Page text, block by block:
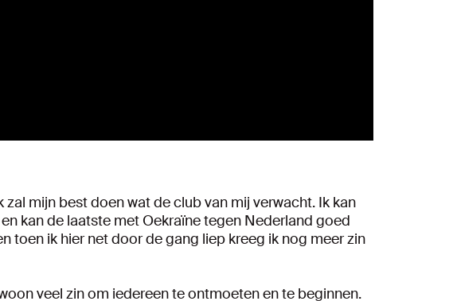
mijn best doen wat de club van mij verwacht. Ik kan
kan de laatste met Oekraïne tegen Nederland goed
toen ik hier net door de gang liep kreeg ik nog meer zin
veel zin om iedereen te ontmoeten en te beginnen.